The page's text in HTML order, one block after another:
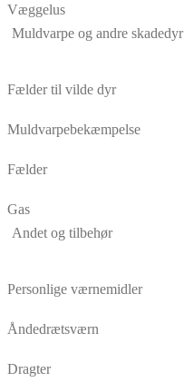
Væggelus
Muldvarpe og andre skadedyr
Fælder til vilde dyr
Muldvarpebekæmpelse
Fælder
Gas
Andet og tilbehør
Personlige værnemidler
Åndedrætsværn
Dragter